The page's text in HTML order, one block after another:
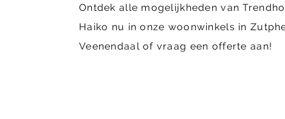
Ontdek alle mogelijkheden van
Haiko nu in onze woonwinkels in
Veenendaal of vraag een offerte aan!